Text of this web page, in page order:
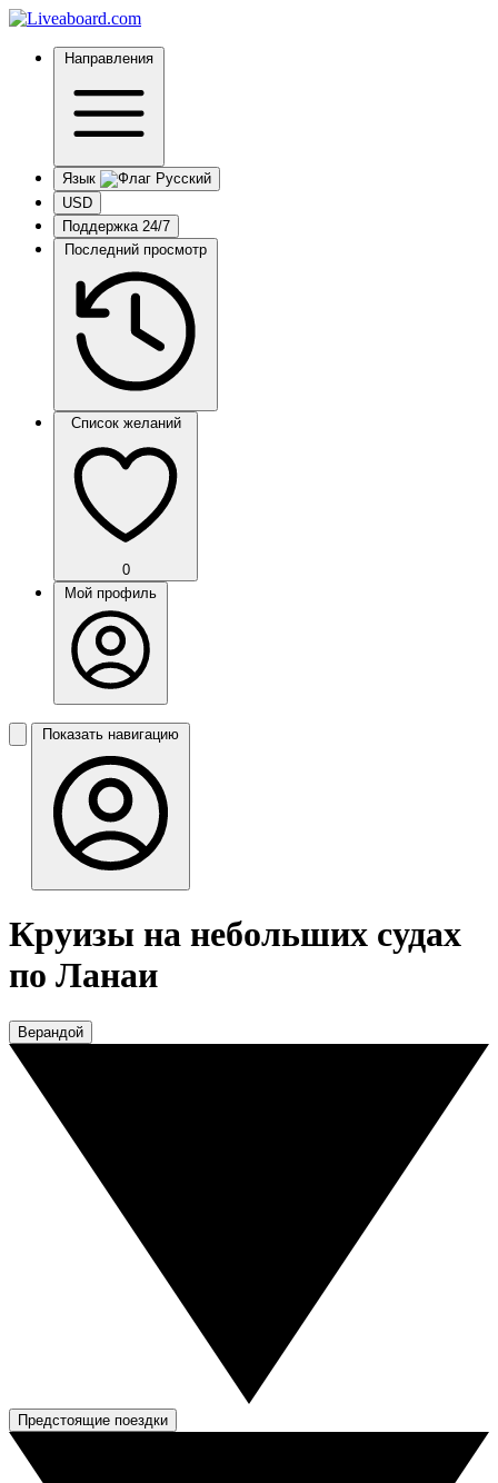
Направления
Язык
USD
Поддержка 24/7
Последний просмотр
Список желаний
0
Мой профиль
Показать навигацию
Круизы на небольших судах
по Ланаи
Верандой
Предстоящие поездки